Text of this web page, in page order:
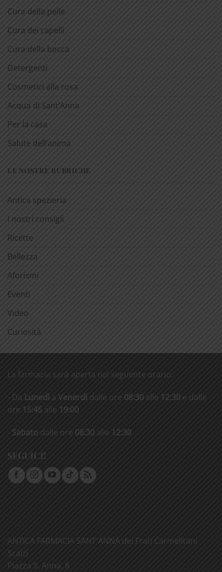
Cura della pelle
Cura dei capelli
Cura della bocca
Detergenti
Cosmetici alla rosa
Acqua di Sant’Anna
Per la casa
Salute dell’anima
LE NOSTRE RUBRICHE
Antica spezieria
I nostri consigli
Ricette
Bellezza
Aforismi
Eventi
Video
Curiosità
La farmacia sarà aperta nel seguente orario:
- Da Lunedì a Venerdì dalle ore 08:30 alle 12:30 e dalle
ore 15:45 alle 19:00
- Sabato dalle ore 08:30 alle 12:30
SEGUICI!
ANTICA FARMACIA SANT'ANNA dei Frati Carmelitani
Scalzi
Piazza S. Anna, 8